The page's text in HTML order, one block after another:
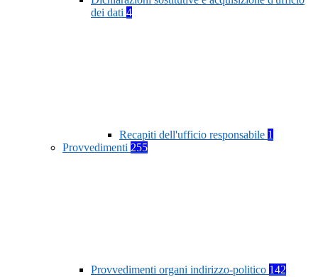
dei dati 4
Recapiti dell'ufficio responsabile 1
Provvedimenti 255
Provvedimenti organi indirizzo-politico 142